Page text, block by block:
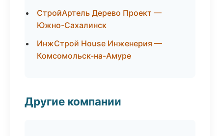
СтройАртель Дерево Проект —
Южно-Сахалинск
ИнжСтрой House Инженерия —
Комсомольск-на-Амуре
Другие компании